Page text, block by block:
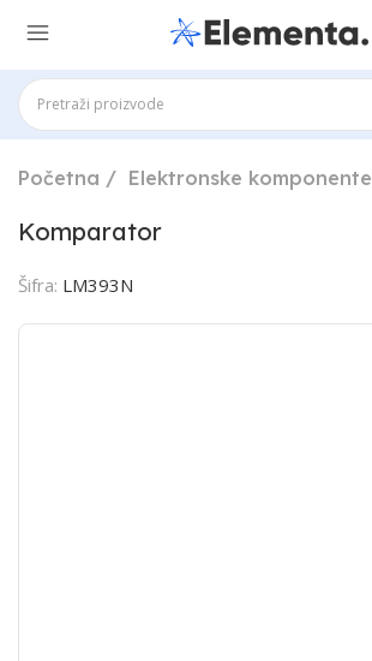
Početna Elektronske komponente
Komparator
Šifra: LM393N